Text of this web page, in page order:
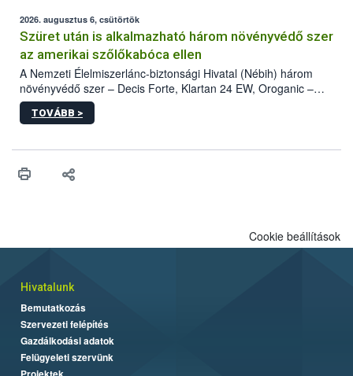
az intenzív felderítést, emellett az intézkedéseket a szlovák
hatósággal is összehangolják a terjedés megállítása érdekében.
2026. augusztus 6, csütörtök
Szüret után is alkalmazható három növényvédő szer
az amerikai szőlőkabóca ellen
A Nemzeti Élelmiszerlánc-biztonsági Hivatal (Nébih) három
növényvédő szer – Decis Forte, Klartan 24 EW, Oroganic –
engedélyokiratát módosította, így azok a szüretet követően,
egészen a vesszőérettség (BBCH 91) stádiumáig
érésű szőlőkben is legyen lehetőség a károsító elleni további
felhasználók számára is elérhető és ökológiai termesztésben is
TOVÁBB >
Cookie beállítások
Hivatalunk
Bemutatkozás
Szervezeti felépítés
Gazdálkodási adatok
Felügyeleti szervünk